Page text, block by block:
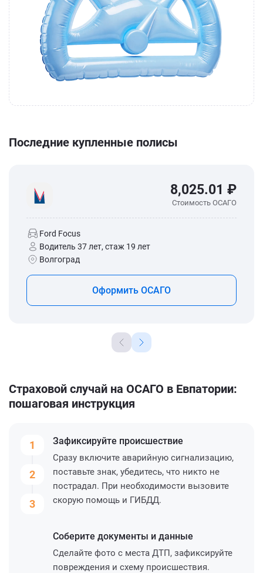
Последние купленные полисы
8,025.01 ₽
Стоимость ОСАГО
Ford Focus
Водитель 37 лет, стаж 19 лет
Волгоград
Оформить ОСАГО
Страховой случай на ОСАГО в Евпатории:
пошаговая инструкция
1
2
3
Зафиксируйте происшествие
Сразу включите аварийную сигнализацию,
поставьте знак, убедитесь, что никто не
пострадал. При необходимости вызовите
скорую помощь и ГИБДД.
Соберите документы и данные
Сделайте фото с места ДТП, зафиксируйте
повреждения и схему происшествия.